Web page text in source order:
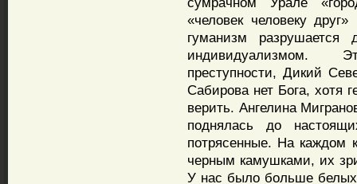
«человек человеку
гуманизм
индивидуализмом.
преступности, Дикий
Сабирова нет Бога, хотя
верить. Ангелина
поднялась до
потрясенные. На каждом
черным камушками, их
У нас было больше